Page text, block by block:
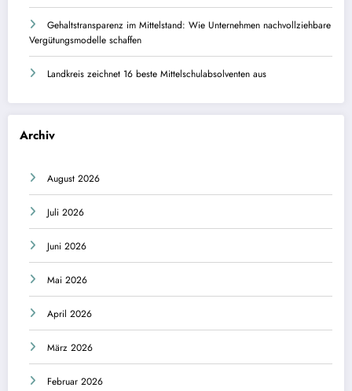
Gehaltstransparenz im Mittelstand: Wie Unternehmen nachvollziehbare
Vergütungsmodelle schaffen
Landkreis zeichnet 16 beste Mittelschulabsolventen aus
Archiv
August 2026
Juli 2026
Juni 2026
Mai 2026
April 2026
März 2026
Februar 2026